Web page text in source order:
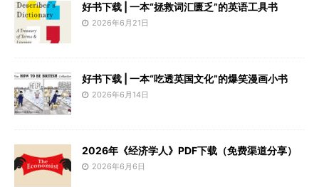
好书下载 | 一本“拯救词汇匮乏”的英语工具书
2026年6月21日
好书下载 | 一本“吃透英国文化”的爆笑漫画小书
2026年6月14日
2026年《经济学人》PDF下载（免费渠道分享）
2026年6月6日